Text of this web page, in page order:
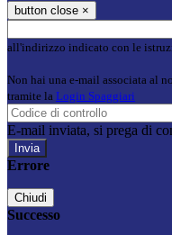
button close ×
all'indirizzo indicato con le
Non hai una e-mail associata al
tramite la Login Spaggiari
E-mail inviata, si prega di
Errore
Chiudi
Successo